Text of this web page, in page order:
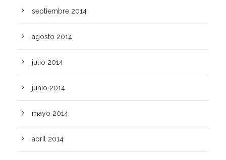
septiembre 2014
agosto 2014
julio 2014
junio 2014
mayo 2014
abril 2014